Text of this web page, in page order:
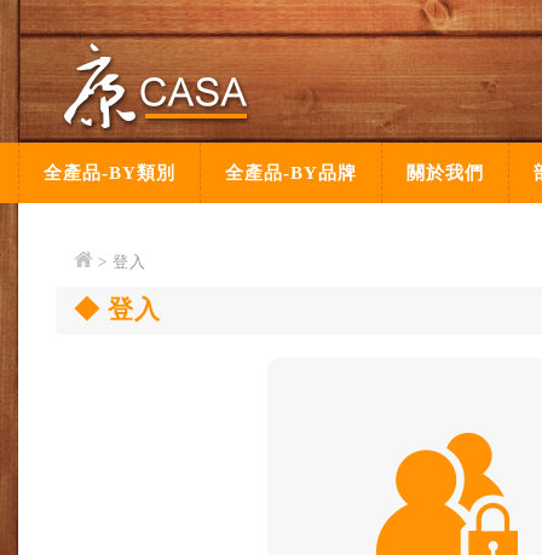
全產品-BY類別 全產品-BY品牌 關於我們
> 登入
登入